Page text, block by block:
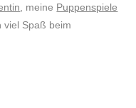
, meine Puppenspiele
viel Spaß beim